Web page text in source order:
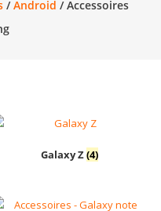
/Android / Accessoires
Galaxy Z(4)